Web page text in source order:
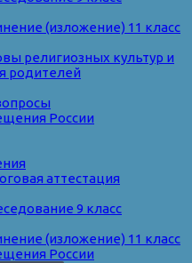
(изложение) 11 класс
религиозных культур и
родителей
России
аттестация
9 класс
(изложение) 11 класс
России